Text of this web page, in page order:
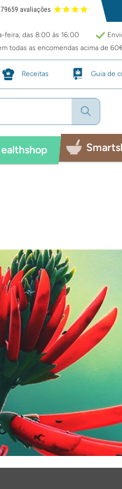
avaliações
feira, das 8:00 às 16:00
todas as encomendas acima de
Receitas Guia de